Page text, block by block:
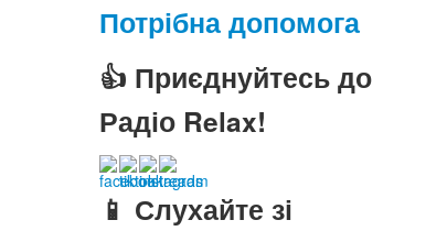
Потрібна допомога
👍 Приєднуйтесь до
Радіо Relax!
📱 Слухайте зі